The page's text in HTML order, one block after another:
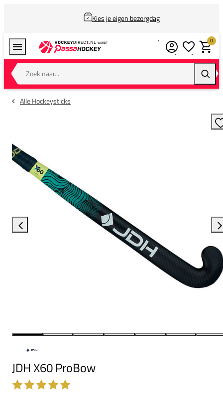
Kies je eigen bezorgdag
Zoek naar...
0
Alle Hockeysticks
JDH X60 ProBow